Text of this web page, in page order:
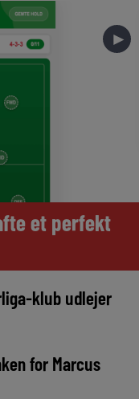
►
et perfekt
klub udlejer
for Marcus